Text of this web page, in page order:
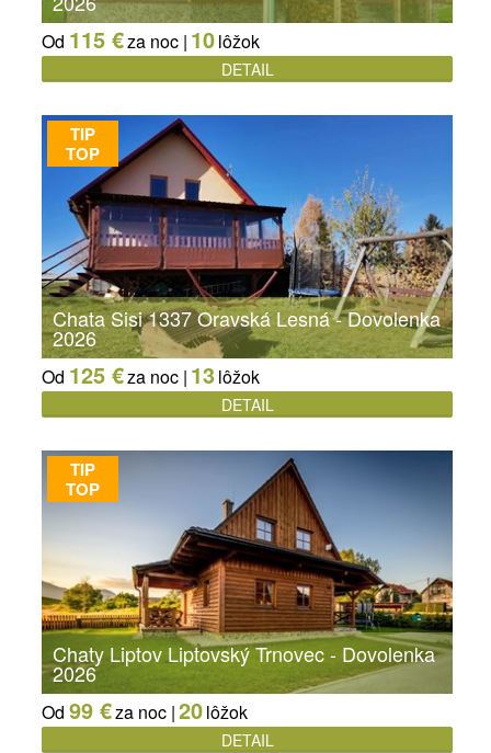
Od 115 €za noc | 10lôžok
DETAIL
TIP
TOP
Chata Sisi 1337 Oravská Lesná - Dovolenka
2026
Od 125 €za noc | 13lôžok
DETAIL
TIP
TOP
Chaty Liptov Liptovský Trnovec - Dovolenka
2026
Od 99 €za noc |20lôžok
DETAIL